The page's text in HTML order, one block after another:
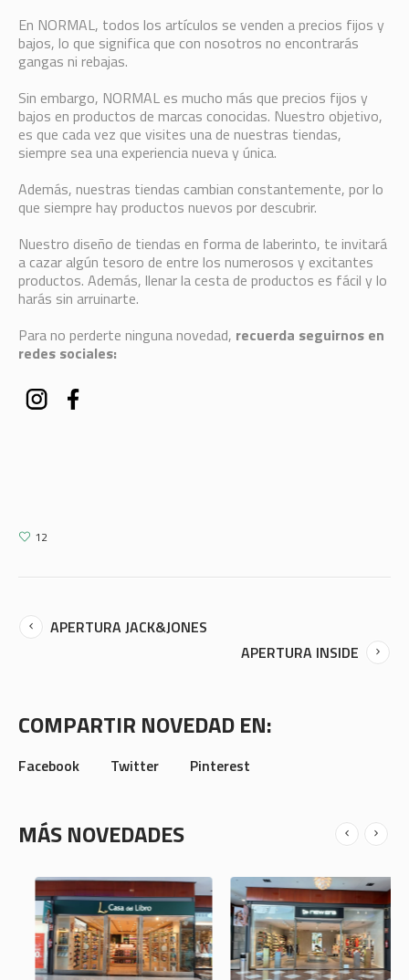
En NORMAL, todos los artículos se venden a precios fijos y
bajos, lo que significa que con nosotros no encontrarás
gangas ni rebajas.
Sin embargo, NORMAL es mucho más que precios fijos y
bajos en productos de marcas conocidas. Nuestro objetivo,
es que cada vez que visites una de nuestras tiendas,
siempre sea una experiencia nueva y única.
Además, nuestras tiendas cambian constantemente, por lo
que siempre hay productos nuevos por descubrir.
Nuestro diseño de tiendas en forma de laberinto, te invitará
a cazar algún tesoro de entre los numerosos y excitantes
productos. Además, llenar la cesta de productos es fácil y lo
harás sin arruinarte.
Para no perderte ninguna novedad, recuerda seguirnos en
redes sociales:
12
APERTURA JACK&JONES
APERTURA INSIDE
COMPARTIR NOVEDAD EN:
Facebook Twitter Pinterest
MÁS NOVEDADES